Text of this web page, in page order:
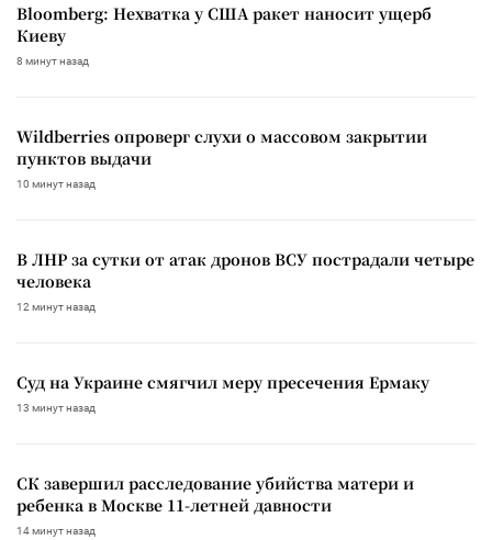
Bloomberg: Нехватка у США ракет наносит ущерб
Киеву
8 минут назад
Wildberries опроверг слухи о массовом закрытии
пунктов выдачи
10 минут назад
В ЛНР за сутки от атак дронов ВСУ пострадали четыре
человека
12 минут назад
Суд на Украине смягчил меру пресечения Ермаку
13 минут назад
СК завершил расследование убийства матери и
ребенка в Москве 11-летней давности
14 минут назад